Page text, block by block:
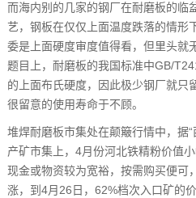
而海内别的几家的钢厂在耐磨板的临
艺，钢板在仅仅上面温度跌落的情形
委是上面硬度审度值得看，但里头就
题目上，耐磨板的我国标准中GB/
的上面布氏硬度，因此极少钢厂就只
很留意的使用寿命于不顾。
堆焊耐磨板市集处在颠簸行情中，据
产矿市集上，4月份河北铁精粉价值
现金或物资较为宽裕，按需购买便可
涨，到4月26日，62%档次入口矿的